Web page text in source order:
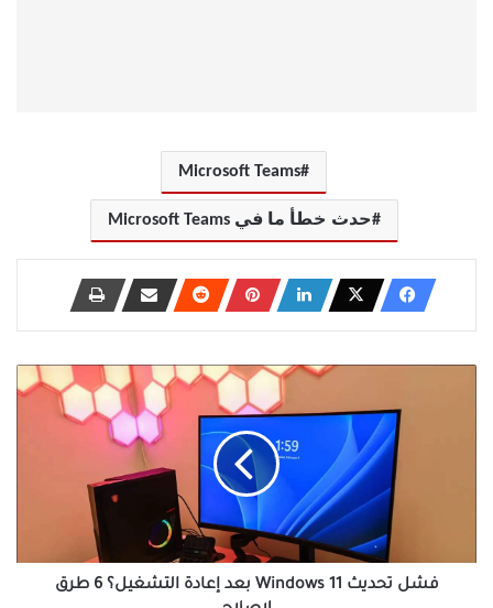
Microsoft Teams
حدث خطأ ما في Microsoft Teams
طرق
فشل تحديث Windows 11 بعد إعادة التشغيل؟ 6 طرق